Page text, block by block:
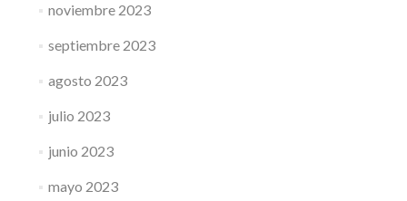
noviembre 2023
septiembre 2023
agosto 2023
julio 2023
junio 2023
mayo 2023